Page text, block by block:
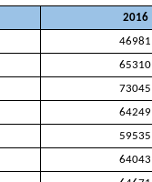
2016
46981
65310
73045
64249
59535
64043